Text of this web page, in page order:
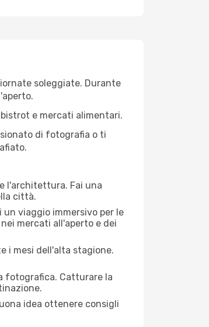
soleggiate. Durante
e mercati alimentari.
di fotografia o ti
l'architettura. Fai una
città.
un viaggio immersivo per le
mercati all'aperto e dei
i mesi dell'alta stagione.
fotografica. Catturare la
idea ottenere consigli